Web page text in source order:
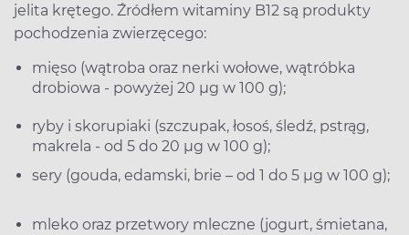
jelita krętego. Źródłem witaminy B12 są produkty
pochodzenia zwierzęcego:
mięso (wątroba oraz nerki wołowe, wątróbka
drobiowa - powyżej 20 µg w 100 g);
ryby i skorupiaki (szczupak, łosoś, śledź, pstrąg,
makrela - od 5 do 20 µg w 100 g);
sery (gouda, edamski, brie – od 1 do 5 µg w 100 g);
mleko oraz przetwory mleczne (jogurt, śmietana,